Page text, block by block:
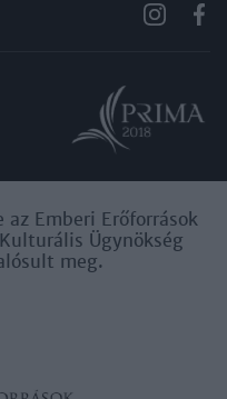
Emberi Erőforrások
Ügynökség
meg.